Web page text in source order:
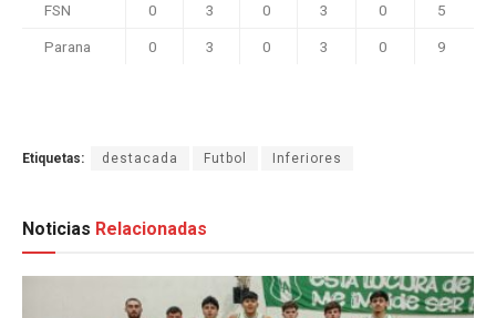
FSN 0 3 0 3 0 5
Parana 0 3 0 3 0 9
Etiquetas: destacada Futbol Inferiores
Noticias Relacionadas